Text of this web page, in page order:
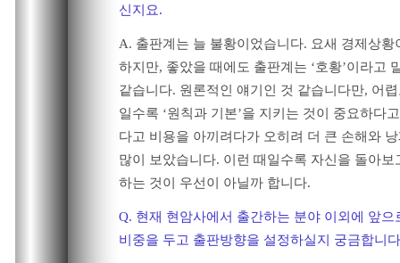
신지요.
A. 출판계는 늘 불황이었습니다. 요새 경제상황
하지만, 좋았을 때에도 출판계는 ‘호황’이라고
같습니다. 원론적인 얘기인 것 같습니다만, 어
일수록 ‘원칙과 기본’을 지키는 것이 중요하다
다고 비용을 아끼려다가 오히려 더 큰 손해와
많이 보았습니다. 이런 때일수록 자신을 돌아보
하는 것이 우선이 아닐까 합니다.
Q. 현재 현암사에서 출간하는 분야 이외에 앞으
비중을 두고 출판방향을 설정하실지 궁금합니다